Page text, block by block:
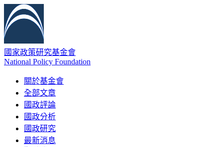
國家政策研究基金會
National Policy Foundation
關於基金會
全部文章
國政評論
國政分析
國政研究
最新消息